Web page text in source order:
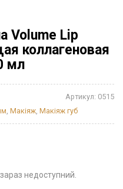
Volume Lip
коллагеновая
мл
Артикул: 0515
, Макіяж, Макіяж губ
зараз недоступний.